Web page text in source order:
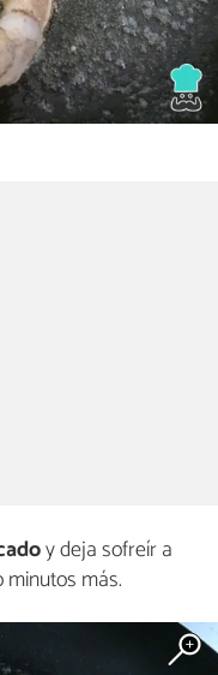
y deja sofreír a
más.